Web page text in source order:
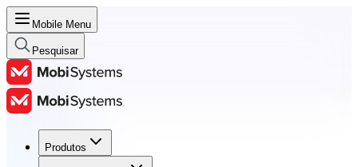
Mobile Menu
Pesquisar
Produtos
Produtos